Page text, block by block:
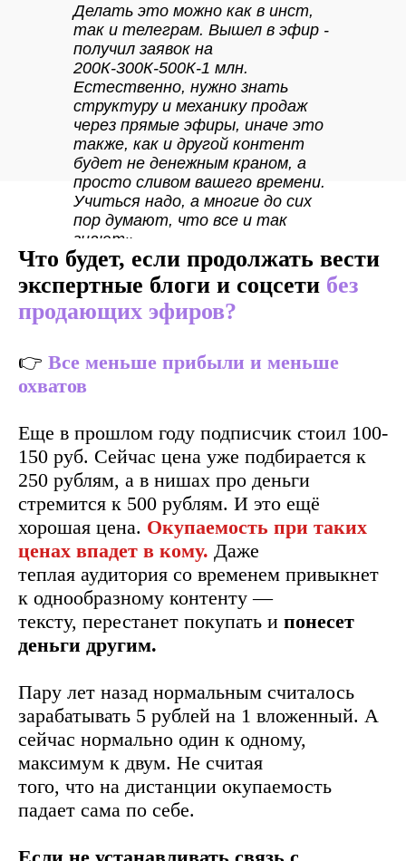
Делать это можно как в инст,
так и телеграм. Вышел в эфир -
получил заявок на
200К-300К-500К-1 млн.
Естественно, нужно знать
структуру и механику продаж
через прямые эфиры, иначе это
также, как и другой контент
будет не денежным краном, а
просто сливом вашего времени.
Учиться надо, а многие до сих
пор думают, что все и так
знают».
Что будет, если продолжать вести
экспертные блоги и соцсети без
продающих эфиров?
👉 Все меньше прибыли и меньше
охватов
Еще в прошлом году подписчик стоил 100-
150 руб. Сейчас цена уже подбирается к
250 рублям, а в нишах про деньги
стремится к 500 рублям. И это ещё
хорошая цена. Окупаемость при таких
ценах впадет в кому. Даже
теплая аудитория со временем привыкнет
к однообразному контенту —
тексту, перестанет покупать и понесет
деньги другим.
Пару лет назад нормальным считалось
зарабатывать 5 рублей на 1 вложенный. А
сейчас нормально один к одному,
максимум к двум. Не считая
того, что на дистанции окупаемость
падает сама по себе.
Если не устанавливать связь с